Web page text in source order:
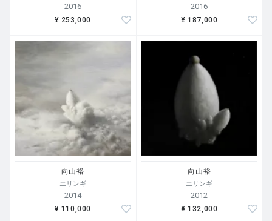
2016
¥ 253,000
2016
¥ 187,000
向山裕
エリンギ
2014
¥ 110,000
向山裕
エリンギ
2012
¥ 132,000